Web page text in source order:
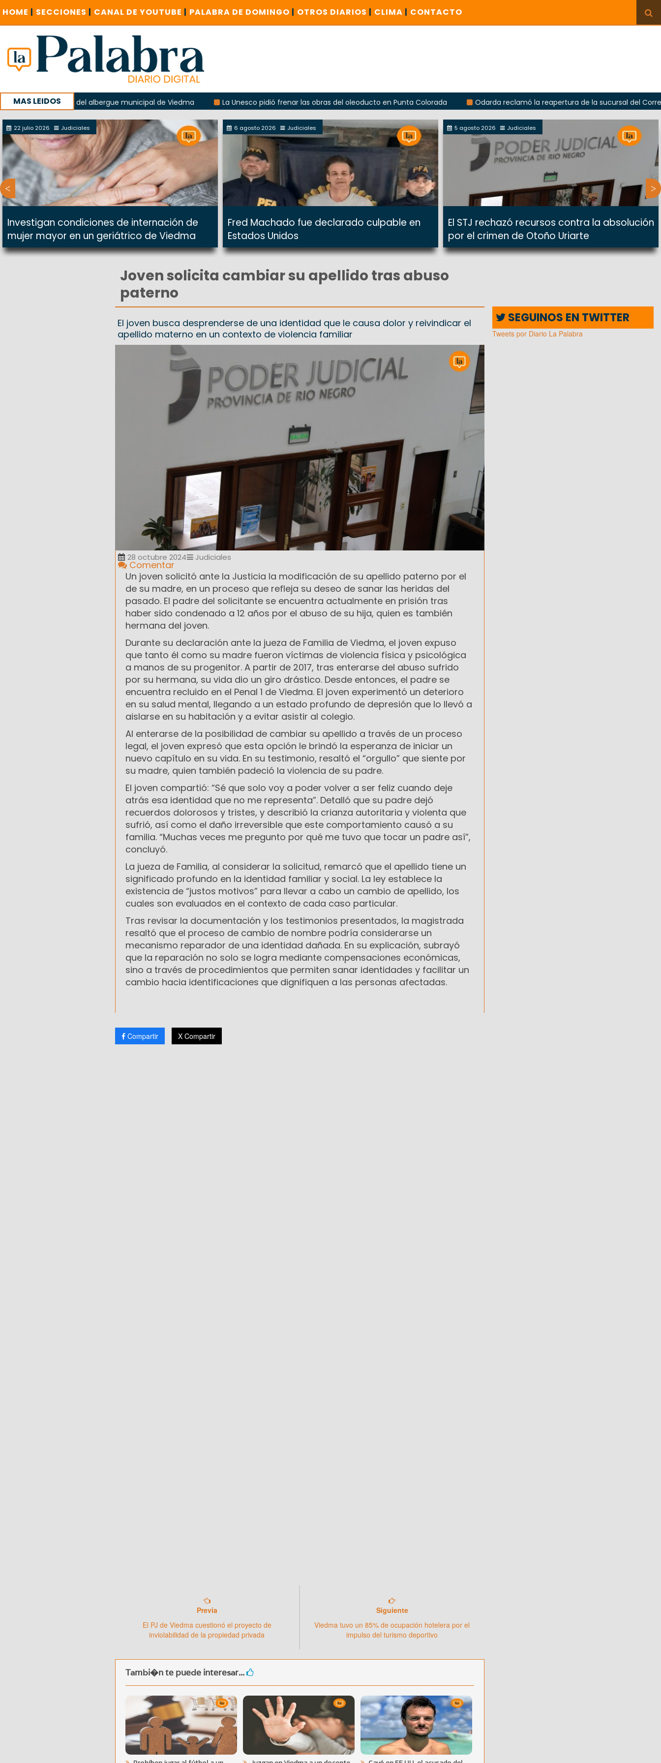
HOME | SECCIONES | CANAL DE YOUTUBE | PALABRA DE DOMINGO | OTROS DIARIOS | CLIMA | CONTACTO
MAS LEIDOS
explosión del albergue municipal de Viedma La Unesco pidió frenar las obras del oleoducto en Punta Colorada
Odarda reclamó la reapertura de la sucursal del Correo
con un encuentro provincial en Roca
22 julio 2026 Judiciales
Investigan condiciones de internación de
mujer mayor en un geriátrico de Viedma
6 agosto 2026 Judiciales
Fred Machado fue declarado culpable en
Estados Unidos
5 agosto 2026 Judiciales
El STJ rechazó recursos contra la absolución
por el crimen de Otoño Uriarte
Joven solicita cambiar su apellido tras abuso
paterno
El joven busca desprenderse de una identidad que le causa dolor y reivindicar el
apellido materno en un contexto de violencia familiar
28 octubre 2024 Judiciales
Comentar
Un joven solicitó ante la Justicia la modificación de su apellido paterno por el
de su madre, en un proceso que refleja su deseo de sanar las heridas del
pasado. El padre del solicitante se encuentra actualmente en prisión tras
haber sido condenado a 12 años por el abuso de su hija, quien es también
hermana del joven.
Durante su declaración ante la jueza de Familia de Viedma, el joven expuso
que tanto él como su madre fueron víctimas de violencia física y psicológica
a manos de su progenitor. A partir de 2017, tras enterarse del abuso sufrido
por su hermana, su vida dio un giro drástico. Desde entonces, el padre se
encuentra recluido en el Penal 1 de Viedma. El joven experimentó un deterioro
en su salud mental, llegando a un estado profundo de depresión que lo llevó a
aislarse en su habitación y a evitar asistir al colegio.
Al enterarse de la posibilidad de cambiar su apellido a través de un proceso
legal, el joven expresó que esta opción le brindó la esperanza de iniciar un
nuevo capítulo en su vida. En su testimonio, resaltó el “orgullo” que siente por
su madre, quien también padeció la violencia de su padre.
El joven compartió: “Sé que solo voy a poder volver a ser feliz cuando deje
atrás esa identidad que no me representa”. Detalló que su padre dejó
recuerdos dolorosos y tristes, y describió la crianza autoritaria y violenta que
sufrió, así como el daño irreversible que este comportamiento causó a su
familia. “Muchas veces me pregunto por qué me tuvo que tocar un padre así”,
concluyó.
La jueza de Familia, al considerar la solicitud, remarcó que el apellido tiene un
significado profundo en la identidad familiar y social. La ley establece la
existencia de “justos motivos” para llevar a cabo un cambio de apellido, los
cuales son evaluados en el contexto de cada caso particular.
Tras revisar la documentación y los testimonios presentados, la magistrada
resaltó que el proceso de cambio de nombre podría considerarse un
mecanismo reparador de una identidad dañada. En su explicación, subrayó
que la reparación no solo se logra mediante compensaciones económicas,
sino a través de procedimientos que permiten sanar identidades y facilitar un
cambio hacia identificaciones que dignifiquen a las personas afectadas.
Compartir X Compartir
Previa
El PJ de Viedma cuestionó el proyecto de
inviolabilidad de la propiedad privada
Siguiente
Viedma tuvo un 85% de ocupación hotelera por el
impulso del turismo deportivo
Tambi�n te puede interesar...
SEGUINOS EN TWITTER
Tweets por Diario La Palabra